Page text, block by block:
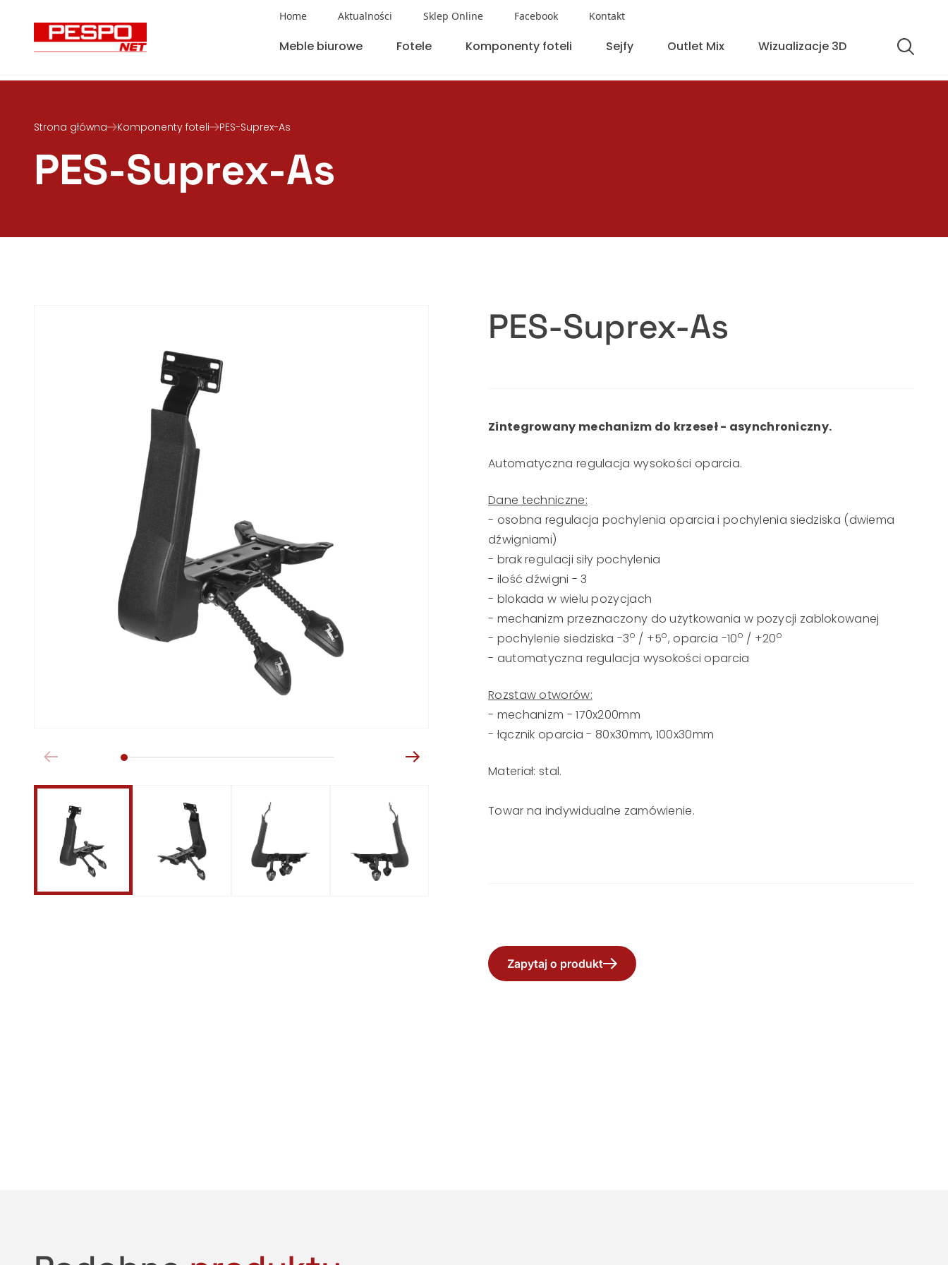
Home Aktualności Sklep Online Facebook Kontakt
Meble biurowe Fotele Komponenty foteli Sejfy Outlet Mix Wizualizacje 3D
Strona główna Komponenty foteli PES-Suprex-As
PES-Suprex-As
PES-Suprex-As
Zintegrowany mechanizm do krzeseł - asynchroniczny.
Automatyczna regulacja wysokości oparcia.
Dane techniczne:
- osobna regulacja pochylenia oparcia i pochylenia siedziska (dwiema
dźwigniami)
- brak regulacji siły pochylenia
- ilość dźwigni - 3
- blokada w wielu pozycjach
- mechanizm przeznaczony do użytkowania w pozycji zablokowanej
- pochylenie siedziska -3o / +5o, oparcia -10o / +20o
- automatyczna regulacja wysokości oparcia
Rozstaw otworów:
- mechanizm - 170x200mm
- łącznik oparcia - 80x30mm, 100x30mm
Materiał: stal.
Towar na indywidualne zamówienie.
Zapytaj o produkt